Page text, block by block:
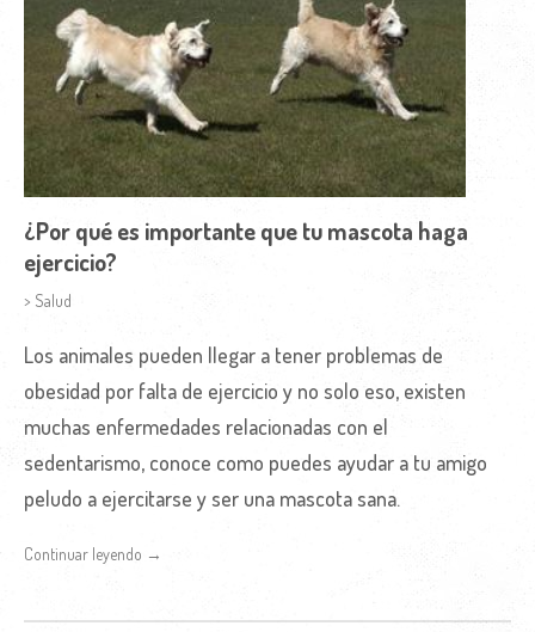
¿Por qué es importante que tu mascota haga
ejercicio?
> Salud
Los animales pueden llegar a tener problemas de
obesidad por falta de ejercicio y no solo eso, existen
muchas enfermedades relacionadas con el
sedentarismo, conoce como puedes ayudar a tu amigo
peludo a ejercitarse y ser una mascota sana.
Continuar leyendo →